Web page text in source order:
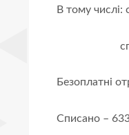
В тому
Безоплатні
Списано –